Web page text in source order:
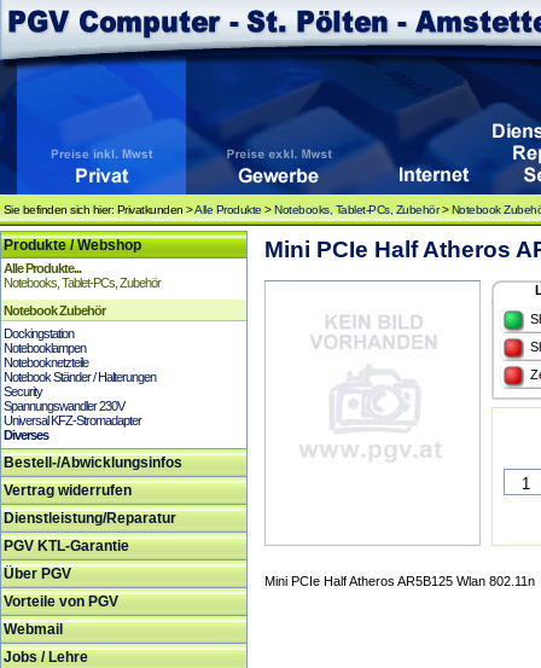
Sie befinden sich hier: Privatkunden >Alle Produkte >Notebooks, Tablet-PCs, Zubehör>Notebook
Produkte / Webshop
Alle Produkte...
Notebooks, Tablet-PCs, Zubehör
Notebook Zubehör
Dockingstation
Notebooklampen
Notebooknetzteile
Notebook Ständer / Halterungen
Security
Spannungswandler 230V
Universal KFZ-Stromadapter
Diverses
Bestell-/Abwicklungsinfos
Vertrag widerrufen
Dienstleistung/Reparatur
PGV KTL-Garantie
Über PGV
Vorteile von PGV
Webmail
Jobs / Lehre
Mini PCIe Half Atheros
Mini PCIe Half Atheros AR5B125 Wlan 802.11n